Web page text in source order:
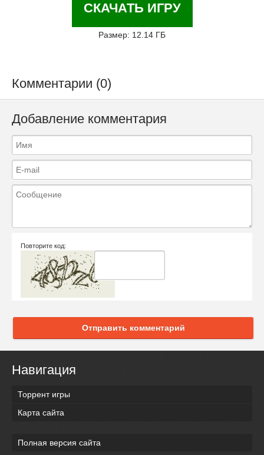
СКАЧАТЬ ИГРУ
Размер: 12.14 ГБ
Комментарии (0)
Добавление комментария
Повторите код:
Отправить комментарий
Навигация
Торрент игры
Карта сайта
Полная версия сайта